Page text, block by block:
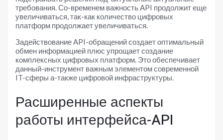
требования. Со-временем важность API продолжит еще
увеличиваться, так-как количество цифровых
платформ продолжает увеличиваться.
Задействование API-обращений создает оптимальный
обмен информацией плюс упрощает создание
комплексных цифровых платформ. Это обеспечивает
данный-инструмент важным элементом современной
IT-сферы а-также цифровой инфраструктуры.
Расширенные аспекты
работы интерфейса-API